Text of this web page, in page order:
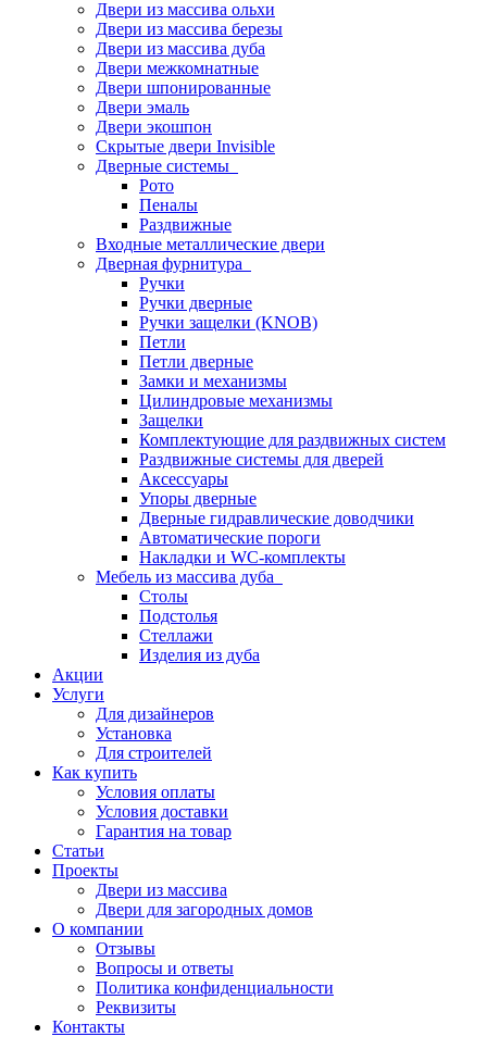
Двери из массива ольхи
Двери из массива березы
Двери из массива дуба
Двери межкомнатные
Двери шпонированные
Двери эмаль
Двери экошпон
Скрытые двери Invisible
Дверные системы
Рото
Пеналы
Раздвижные
Входные металлические двери
Дверная фурнитура
Ручки
Ручки дверные
Ручки защелки (KNOB)
Петли
Петли дверные
Замки и механизмы
Цилиндровые механизмы
Защелки
Комплектующие для раздвижных систем
Раздвижные системы для дверей
Аксессуары
Упоры дверные
Дверные гидравлические доводчики
Автоматические пороги
Накладки и WC-комплекты
Мебель из массива дуба
Столы
Подстолья
Стеллажи
Изделия из дуба
Акции
Услуги
Для дизайнеров
Установка
Для строителей
Как купить
Условия оплаты
Условия доставки
Гарантия на товар
Статьи
Проекты
Двери из массива
Двери для загородных домов
О компании
Отзывы
Вопросы и ответы
Политика конфиденциальности
Реквизиты
Контакты